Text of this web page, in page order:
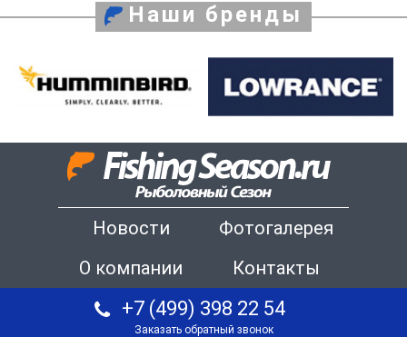
Наши бренды
Новости
Фотогалерея
О компании
Контакты
+7 (499) 398 22 54
Заказать обратный звонок